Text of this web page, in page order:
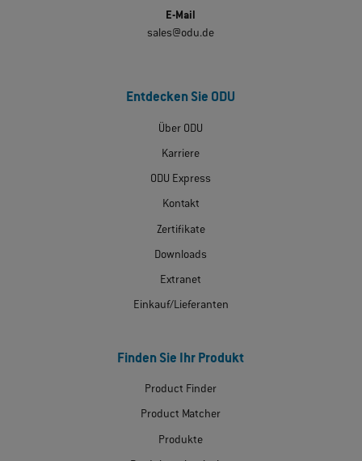
E-Mail
sales@odu.de
Entdecken Sie ODU
Über ODU
Karriere
ODU Express
Kontakt
Zertifikate
Downloads
Extranet
Einkauf/Lieferanten
Finden Sie Ihr Produkt
Product Finder
Product Matcher
Produkte